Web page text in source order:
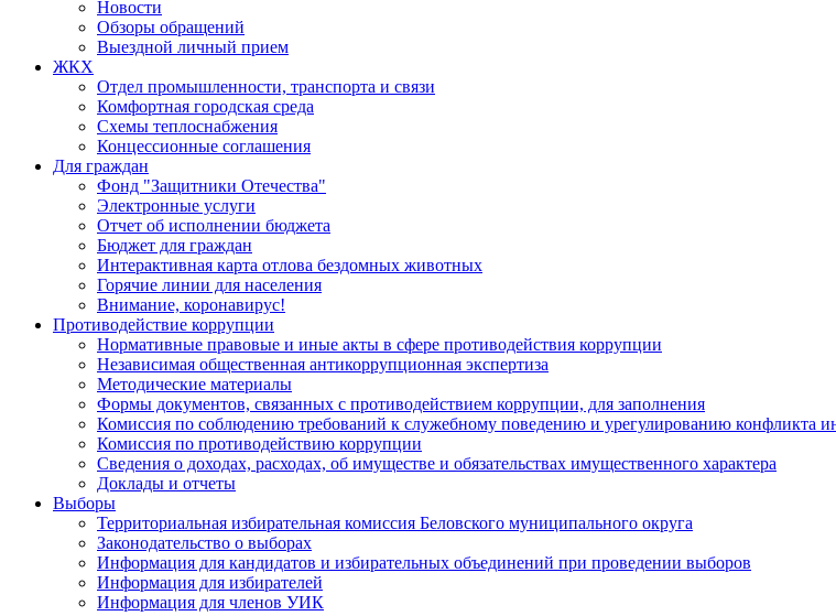
Новости
Обзоры обращений
Выездной личный прием
ЖКХ
Отдел промышленности, транспорта и связи
Комфортная городская среда
Схемы теплоснабжения
Концессионные соглашения
Для граждан
Фонд "Защитники Отечества"
Электронные услуги
Отчет об исполнении бюджета
Бюджет для граждан
Интерактивная карта отлова бездомных животных
Горячие линии для населения
Внимание, коронавирус!
Противодействие коррупции
Нормативные правовые и иные акты в сфере противодействия коррупции
Независимая общественная антикоррупционная экспертиза
Методические материалы
Формы документов, связанных с противодействием коррупции, для заполнения
Комиссия по соблюдению требований к служебному поведению и урегулированию конфликта
Комиссия по противодействию коррупции
Сведения о доходах, расходах, об имуществе и обязательствах имущественного характера
Доклады и отчеты
Выборы
Территориальная избирательная комиссия Беловского муниципального округа
Законодательство о выборах
Информация для кандидатов и избирательных объединений при проведении выборов
Информация для избирателей
Информация для членов УИК